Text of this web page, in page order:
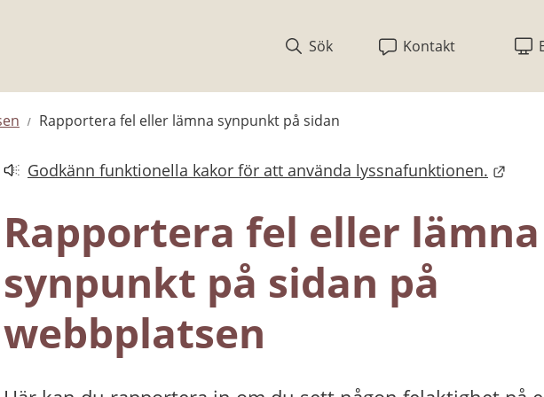
Sök
Kontakt
Rapportera fel eller lämna synpunkt på sidan
Godkänn funktionella kakor för att använda lyssnafunktionen.
Länk till annan webbplats.
Rapportera fel eller lämna
synpunkt på sidan på
webbplatsen